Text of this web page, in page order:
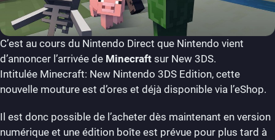
C’est au cours du Nintendo Direct que Nintendo vient
d’annoncer l’arrivée de Minecraft sur New 3DS.
Intitulée Minecraft: New Nintendo 3DS Edition, cette
nouvelle mouture est d’ores et déjà disponible via l’eShop.
Il est donc possible de l’acheter dès maintenant en version
numérique et une édition boîte est prévue pour plus tard à